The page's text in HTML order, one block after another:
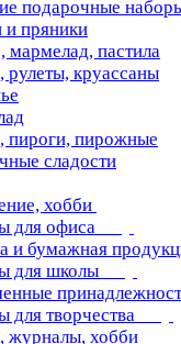
подарочные
и пряники
мармелад, пастила
рулеты, круассаны
пироги, пирожные
сладости
хобби
для офиса
и бумажная
для школы
для творчества
журналы, хобби